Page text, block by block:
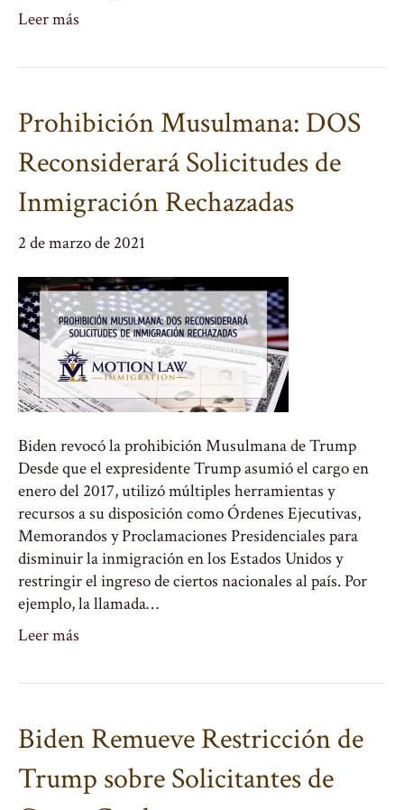
Leer más
Prohibición Musulmana: DOS
Reconsiderará Solicitudes de
Inmigración Rechazadas
2 de marzo de 2021
Biden revocó la prohibición Musulmana de Trump
Desde que el expresidente Trump asumió el cargo en
enero del 2017, utilizó múltiples herramientas y
recursos a su disposición como Órdenes Ejecutivas,
Memorandos y Proclamaciones Presidenciales para
disminuir la inmigración en los Estados Unidos y
restringir el ingreso de ciertos nacionales al país. Por
ejemplo, la llamada…
Leer más
Biden Remueve Restricción de
Trump sobre Solicitantes de